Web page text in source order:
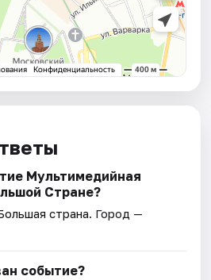
Мультимедийная
Стране?
страна. Город —
событие?